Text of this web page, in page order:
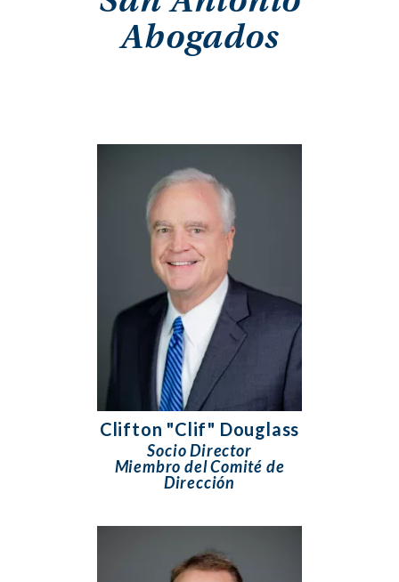
Abogados
Clifton "Clif" Douglass
Socio Director
Miembro del Comité de
Dirección